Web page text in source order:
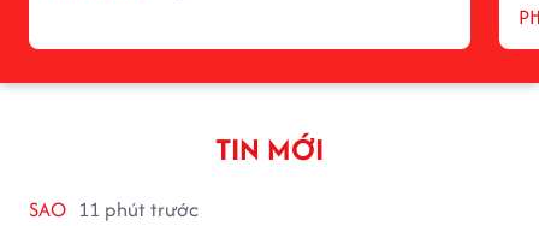
TIN MỚI
SAO 11 phút trước